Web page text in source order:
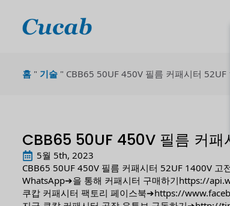
홈 " 기술 " CBB65 50UF 450V 필름 커패시터
CBB65 50UF 450V 필름 커패
5월 5th, 2023
CBB65 50UF 450V 필름 커패시터 52UF 1400V 고
WhatsApp➔을 통해 커패시터 구매하기https://
쿠캅 커패시터 팩토리 페이스북➔https://